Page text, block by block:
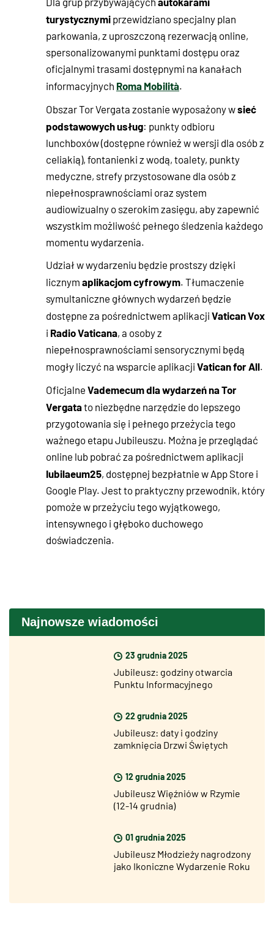
turystycznymiprzewidziano specjalny plan
parkowania, z uproszczoną rezerwacją online,
spersonalizowanymi punktami dostępu oraz
oficjalnymi trasami dostępnymi na kanałach
informacyjnych Roma Mobilità.
Obszar Tor Vergata zostanie wyposażony wsieć
podstawowych usług: punkty odbioru
lunchboxów (dostępne również w wersji dla osób z
celiakią), fontanienki z wodą, toalety, punkty
medyczne, strefy przystosowane dla osób z
niepełnosprawnościami oraz system
audiowizualny o szerokim zasięgu, aby zapewnić
wszystkim możliwość pełnego śledzenia każdego
momentu wydarzenia.
Udział w wydarzeniu będzie prostszy dzięki
licznymaplikacjom cyfrowym. Tłumaczenie
symultaniczne głównych wydarzeń będzie
dostępne za pośrednictwem aplikacjiVatican Vox
i Radio Vaticana, a osoby z
niepełnosprawnościami sensorycznymi będą
mogły liczyć na wsparcie aplikacjiVatican for All.
OficjalneVademecum dla wydarzeń na Tor
Vergatato niezbędne narzędzie do lepszego
przygotowania się i pełnego przeżycia tego
ważnego etapu Jubileuszu. Można je przeglądać
online lub pobrać za pośrednictwem aplikacji
Iubilaeum25, dostępnej bezpłatnie w App Store i
Google Play. Jest to praktyczny przewodnik, który
pomoże w przeżyciu tego wyjątkowego,
intensywnego i głęboko duchowego
doświadczenia.
Najnowsze wiadomości
23 grudnia 2025
Jubileusz: godziny otwarcia
Punktu Informacyjnego
22 grudnia 2025
Jubileusz: daty i godziny
zamknięcia Drzwi Świętych
12 grudnia 2025
Jubileusz Więźniów w Rzymie
(12-14 grudnia)
01 grudnia 2025
Jubileusz Młodzieży nagrodzony
jako Ikoniczne Wydarzenie Roku